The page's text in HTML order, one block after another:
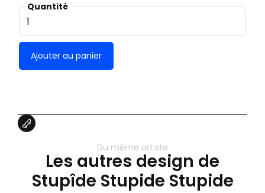
Quantité
Du même artiste
Les autres design de
Stupîde Stupide Stupide